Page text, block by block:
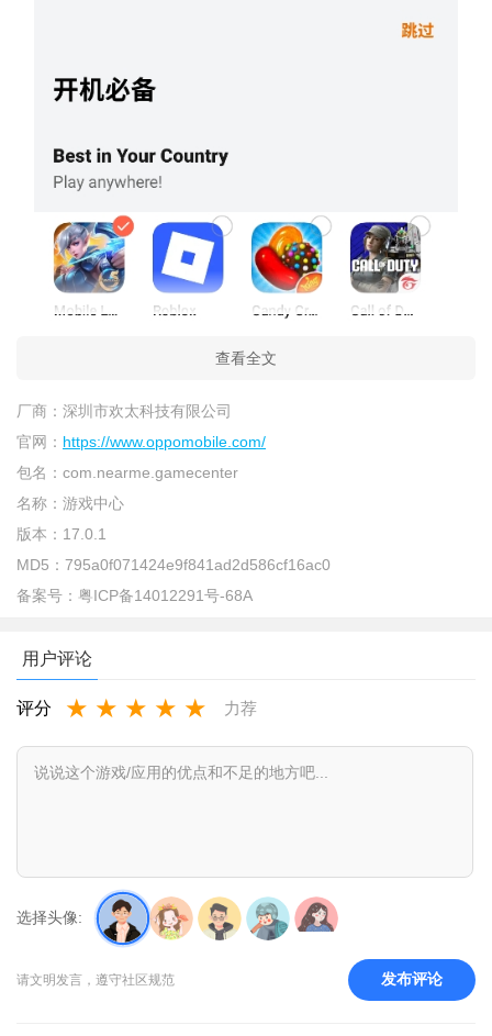
1、首先点击下方的我的按钮。
查看全文
厂商： 深圳市欢太科技有限公司
官网： https://www.oppomobile.com/
包名： com.nearme.gamecenter
名称： 游戏中心
版本： 17.0.1
MD5： 795a0f071424e9f841ad2d586cf16ac0
备案号： 粤ICP备14012291号-68A
用户评论
评分 ★ ★ ★ ★ ★ 力荐
选择头像:
请文明发言，遵守社区规范 发布评论